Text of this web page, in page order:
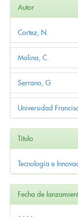
Autor
Cortez, N.
Molina, C.
Serrano, G
Universidad
Título
Tecnología e
Fecha de